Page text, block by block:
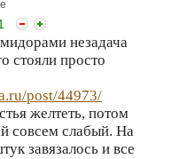
незадача
стояли просто
post/44973/
желтеть, потом
совсем слабый. На
завязалось и все